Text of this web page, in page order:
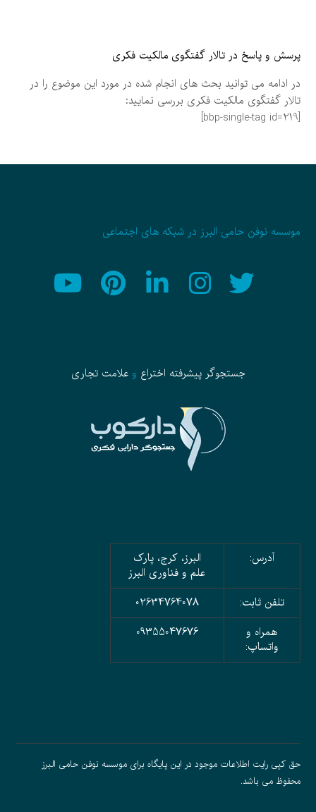
پرسش و پاسخ در تالار گفتگوی مالکیت فکری
در ادامه می توانید بحث های انجام شده در مورد این موضوع را در
تالار گفتگوی مالکیت فکری بررسی نمایید:
[bbp-single-tag id=219]
موسسه نوفن حامی البرز در شبکه های اجتماعی
جستجوگر پیشرفته اختراع وعلامت تجاری
آدرس:
البرز، کرج، پارک
علم و فناوری البرز
تلفن ثابت:
02634764078
همراه و
واتساپ:
09355047676
حق کپی رایت اطلاعات موجود در این پایگاه برای موسسه نوفن حامی البرز
محفوظ می باشد.